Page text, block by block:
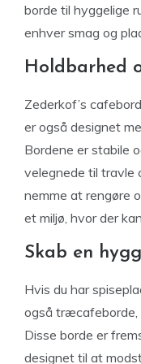
borde til hyggelige
enhver smag og
Holdbarhed
Zederkof’s
er også designet
Bordene er stabile
velegnede til travle
nemme at rengøre
et miljø, hvor der
Skab en
Hvis du har
også træcafeborde,
Disse borde er
designet til at